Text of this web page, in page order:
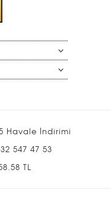
Havale İndirimi
547 47 53
TL